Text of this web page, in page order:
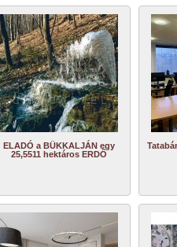
ELADÓ a BÜKKALJÁN egy
25,5511 hektáros ERDŐ